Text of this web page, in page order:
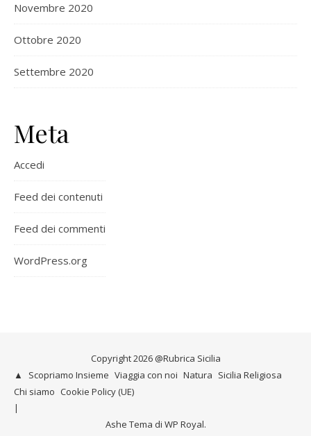
Novembre 2020
Ottobre 2020
Settembre 2020
Meta
Accedi
Feed dei contenuti
Feed dei commenti
WordPress.org
Copyright 2026 @Rubrica Sicilia
▲
Scopriamo Insieme Viaggia con noi Natura Sicilia Religiosa
Chi siamo Cookie Policy (UE)
Ashe Tema di WP Royal.